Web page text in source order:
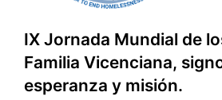
IX Jornada Mundial de
Familia Vicenciana,
esperanza y misión.